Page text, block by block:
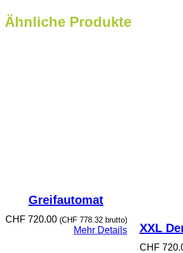
Ähnliche Produkte
Greifautomat
CHF720.00 (CHF778.32brutto)
Mehr Details XXL
CHF